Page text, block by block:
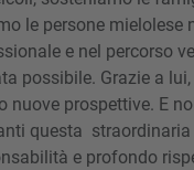
le persone mielolese
e nel percorso
possibile. Grazie a
nuove prospettive. E
questa
e profondo